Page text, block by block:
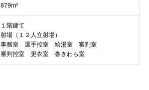
879m²
１階建て
射場（１２人立射場）
事務室 選手控室 給湯室 審判室
審判控室 更衣室 巻きわら室